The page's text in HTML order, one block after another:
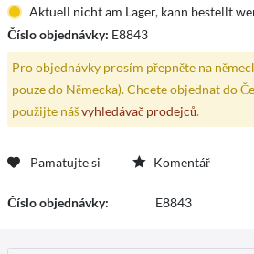
Aktuell nicht am Lager, kann bestellt
Číslo objednávky: E8843
Pro objednávky prosím přepněte na
pouze do Německa). Chcete objednat do
použijte nášvyhledávač prodejců.
Pamatujte si Komentář
Číslo objednávky: E8843